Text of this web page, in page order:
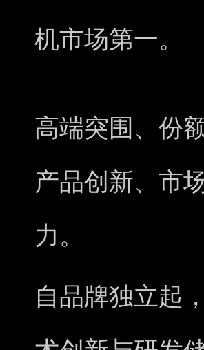
机市场第一。
高端突围、份
产品创新、市
力。
自品牌独立起